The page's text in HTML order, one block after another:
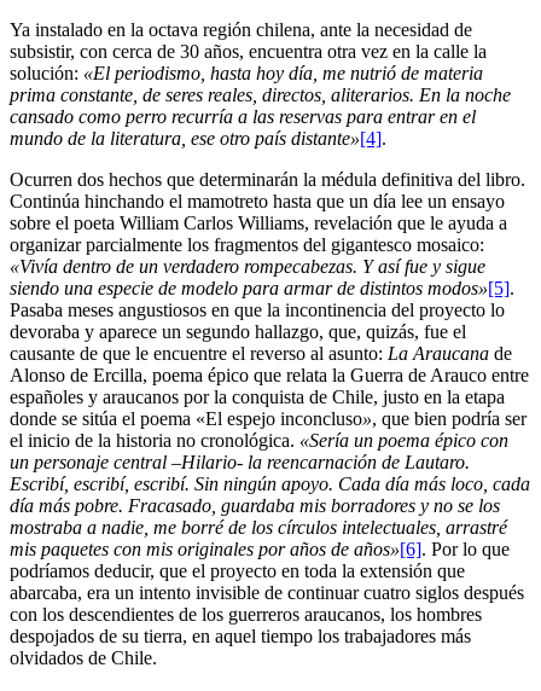
Ya instalado en la octava región chilena, ante la necesidad de
subsistir, con cerca de 30 años, encuentra otra vez en la calle la
solución: «El periodismo, hasta hoy día, me nutrió de materia
prima constante, de seres reales, directos, aliterarios. En la noche
cansado como perro recurría a las reservas para entrar en el
mundo de la literatura, ese otro país distante»[4].
Ocurren dos hechos que determinarán la médula definitiva del libro.
Continúa hinchando el mamotreto hasta que un día lee un ensayo
sobre el poeta William Carlos Williams, revelación que le ayuda a
organizar parcialmente los fragmentos del gigantesco mosaico:
«Vivía dentro de un verdadero rompecabezas. Y así fue y sigue
siendo una especie de modelo para armar de distintos modos»[5].
Pasaba meses angustiosos en que la incontinencia del proyecto lo
devoraba y aparece un segundo hallazgo, que, quizás, fue el
causante de que le encuentre el reverso al asunto: La Araucana de
Alonso de Ercilla, poema épico que relata la Guerra de Arauco entre
españoles y araucanos por la conquista de Chile, justo en la etapa
donde se sitúa el poema «El espejo inconcluso», que bien podría ser
el inicio de la historia no cronológica. «Sería un poema épico con
un personaje central –Hilario- la reencarnación de Lautaro.
Escribí, escribí, escribí. Sin ningún apoyo. Cada día más loco, cada
día más pobre. Fracasado, guardaba mis borradores y no se los
mostraba a nadie, me borré de los círculos intelectuales, arrastré
mis paquetes con mis originales por años de años»[6]. Por lo que
podríamos deducir, que el proyecto en toda la extensión que
abarcaba, era un intento invisible de continuar cuatro siglos después
con los descendientes de los guerreros araucanos, los hombres
despojados de su tierra, en aquel tiempo los trabajadores más
olvidados de Chile.